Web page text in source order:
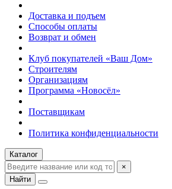
Доставка и подъем
Способы оплаты
Возврат и обмен
Клуб покупателей «Ваш Дом»
Строителям
Организациям
Программа «Новосёл»
Поставщикам
Политика конфиденциальности
Каталог
×
Найти